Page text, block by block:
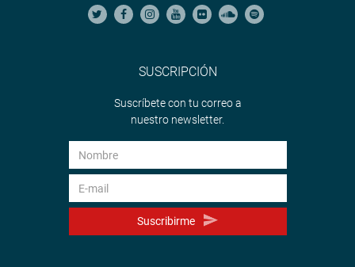
SUSCRIPCIÓN
Suscríbete con tu correo a
nuestro newsletter.
Suscribirme